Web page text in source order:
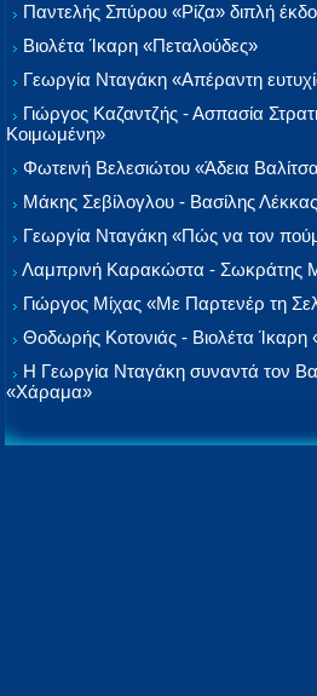
Παντελής Σπύρου «Ρίζα» διπλή
Βιολέτα Ίκαρη «Πεταλούδες»
Γεωργία Νταγάκη «Aπέραντη
Γιώργος Καζαντζής - Ασπασία
Κοιμωμένη»
Φωτεινή Βελεσιώτου «Άδεια
Μάκης Σεβίλογλου - Βασίλης
Γεωργία Νταγάκη «Πώς να τον
Λαμπρινή Καρακώστα - Σωκράτης
Γιώργος Μίχας «Με Παρτενέρ τη
Θοδωρής Κοτονιάς - Βιολέτα Ίκαρη
Η Γεωργία Νταγάκη συναντά τον
«Χάραμα»